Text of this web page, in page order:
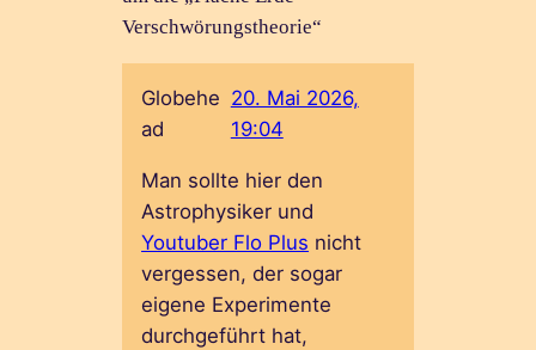
Verschwörungstheorie“
Globehe
ad
20. Mai 2026,
19:04
Man sollte hier den
Astrophysiker und
Youtuber Flo Plus nicht
vergessen, der sogar
eigene Experimente
durchgeführt hat,